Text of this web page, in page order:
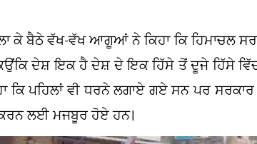
ਕੇ ਬੈਠੇ ਵੱਖ-ਵੱਖ ਆਗੂਆਂ ਨੇ ਕਿਹਾ ਕਿ ਹਿਮਾਚਲ
ਦੇਸ਼ ਇਕ ਹੈ ਦੇਸ਼ ਦੇ ਇਕ ਹਿੱਸੇ ਤੋਂ ਦੂਜੇ ਹਿੱਸੇ
ਕਿ ਪਹਿਲਾਂ ਵੀ ਧਰਨੇ ਲਗਾਏ ਗਏ ਸਨ ਪਰ
ਲਈ ਮਜਬੂਰ ਹੋਏ ਹਨ।